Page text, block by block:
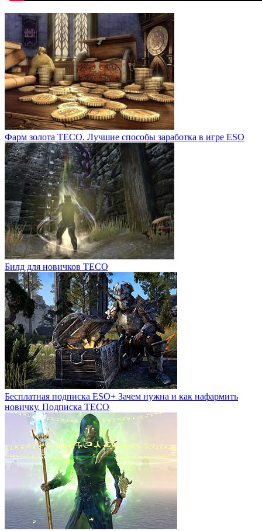
Фарм золота ТЕСО. Лучшие способы заработка в игре ESO
Билд для новичков ТЕСО
Бесплатная подписка ESO+ Зачем нужна и как нафармить
новичку. Подписка ТЕСО